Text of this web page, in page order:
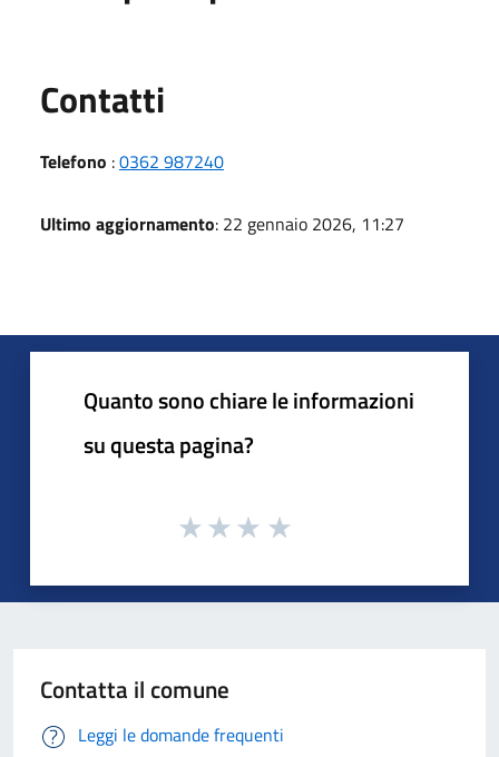
Contatti
Telefono :0362 987240
Ultimo aggiornamento: 22 gennaio 2026, 11:27
Quanto sono chiare le informazioni
su questa pagina?
Contatta il comune
Leggi le domande frequenti